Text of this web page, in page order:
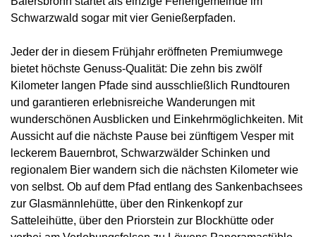
Schwarzwald sogar mit vier Genießerpfaden.
Jeder der in diesem Frühjahr eröffneten Premiumwege
bietet höchste Genuss-Qualität: Die zehn bis zwölf
Kilometer langen Pfade sind ausschließlich Rundtouren
und garantieren erlebnisreiche Wanderungen mit
wunderschönen Ausblicken und Einkehrmöglichkeiten. Mit
Aussicht auf die nächste Pause bei zünftigem Vesper mit
leckerem Bauernbrot, Schwarzwälder Schinken und
regionalem Bier wandern sich die nächsten Kilometer wie
von selbst. Ob auf dem Pfad entlang des Sankenbachsees
zur Glasmännlehütte, über den Rinkenkopf zur
Satteleihütte, über den Priorstein zur Blockhütte oder